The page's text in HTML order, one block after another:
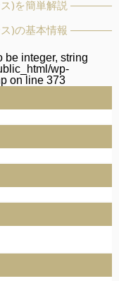
)を簡単解説
)の基本情報
be integer, string
wp-
on line 373